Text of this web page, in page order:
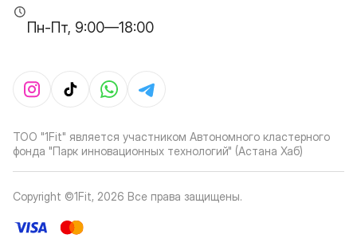
Пн-Пт, 9:00—18:00
ТОО "1Fit" является участником Автономного кластерного
фонда "Парк инновационных технологий" (Астана Хаб)
Copyright ©1Fit, 2026 Все права защищены.